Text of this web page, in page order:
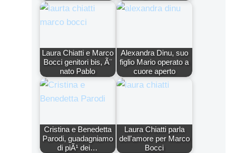
Laura Chiatti e Marco
Bocci genitori bis, Ã¨
nato Pablo
Alexandra Dinu, suo
figlio Mario operato a
cuore aperto
Cristina e Benedetta
Parodi, guadagniamo
di piÃ¹ dei…
Laura Chiatti parla
dell'amore per Marco
Bocci